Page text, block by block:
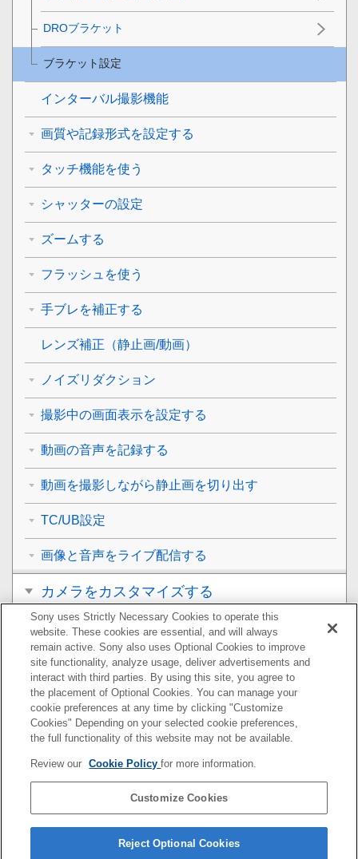
DROブラケット
ブラケット設定
インターバル撮影機能
画質や記録形式を設定する
タッチ機能を使う
シャッターの設定
ズームする
フラッシュを使う
手ブレを補正する
レンズ補正 （静止画/動画）
ノイズリダクション
撮影中の画面表示を設定する
動画の音声を記録する
動画を撮影しながら静止画を切り出す
TC/UB設定
画像と音声をライブ配信する
カメラをカスタマイズする
再生する
カメラの設定を変更する
スマートフォンでできること
パソコンでできること
クラウドサービスを利用する
故障かな？と思ったら
Sony uses Strictly Necessary Cookies to operate this
website. These cookies are essential, and will always
remain active. Sony also uses Optional Cookies to improve
site functionality, analyze usage, deliver advertisements and
interact with third parties. By using this site, you agree to
the placement of Optional Cookies. You can manage your
cookie preferences at any time by clicking "Customize
Cookies" Depending on your selected cookie preferences,
the full functionality of this website may not be available.
Review our Cookie Policyfor more information.
Customize Cookies
Reject Optional Cookies